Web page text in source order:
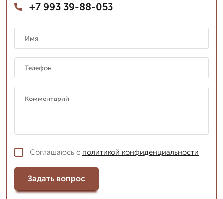
+7 993 39-88-053
Соглашаюсь с политикой конфиденциальности
Задать вопрос